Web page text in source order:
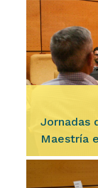
El
Jurídicas
inscripción
interinas
Ingresar
Jornadas
Maestría
Ingresar